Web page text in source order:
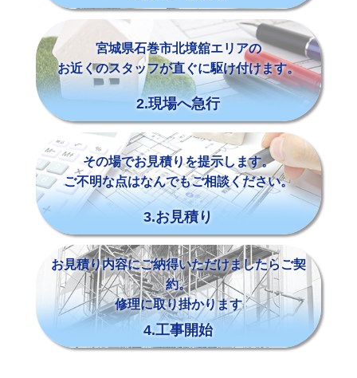
宮城県石巻市北境舘エリアの
お近くのスタッフが直ぐに駆け付けます。
2.現場へ急行
その場でお見積りを提示します。
ご不明な点はなんでもご相談ください。
3.お見積り
お見積り内容にご納得いただけましたらご契
約。
修理に取り掛かります
4.工事開始